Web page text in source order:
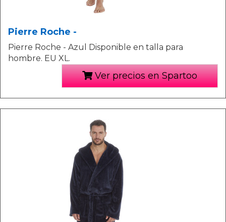
Pierre Roche -
Pierre Roche - Azul Disponible en talla para
hombre. EU XL.
Ver precios en Spartoo